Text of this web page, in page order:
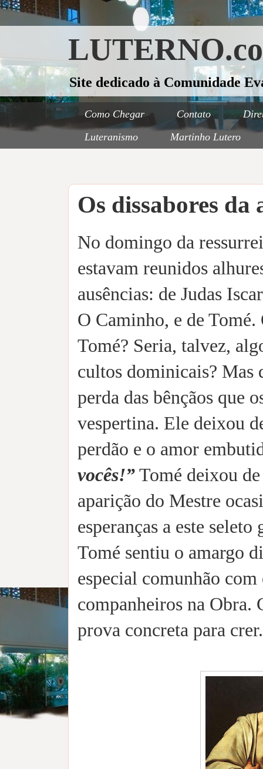
Site dedicado à Comunidade
Como Chegar Contato
Luteranismo
Martinho Lutero
Os dissabores da
No domingo da
estavam reunidos
ausências: de Judas
O Caminho, e de Tomé.
Tomé? Seria, talvez,
cultos dominicais? Mas
perda das bênçãos que
vespertina. Ele deixou
perdão e o amor
vocês!”Tomé deixou
aparição do Mestre
esperanças a este
Tomé sentiu o amargo
especial comunhão
companheiros na Obra.
prova concreta para crer.